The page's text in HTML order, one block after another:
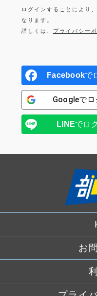
ログインすることにより
なります。
詳しくは、 プライバシー
Facebookで
Googleでロ
LINEでロ
お